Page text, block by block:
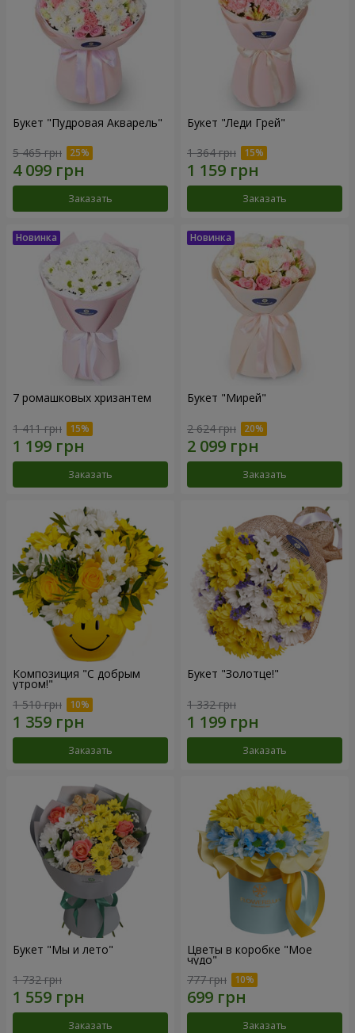
Букет "Пудровая Акварель"
5 465 грн
Заказать
Букет "Леди Грей"
1 364 грн
Заказать
7 ромашковых хризантем
1 411 грн
Заказать
Букет "Мирей"
2 624 грн
Заказать
Композиция "С добрым
утром!"
1 510 грн
Заказать
Букет "Золотце!"
1 332 грн
Заказать
Букет "Мы и лето"
1 732 грн
Заказать
Цветы в коробке "Мое
чудо"
777 грн
Заказать